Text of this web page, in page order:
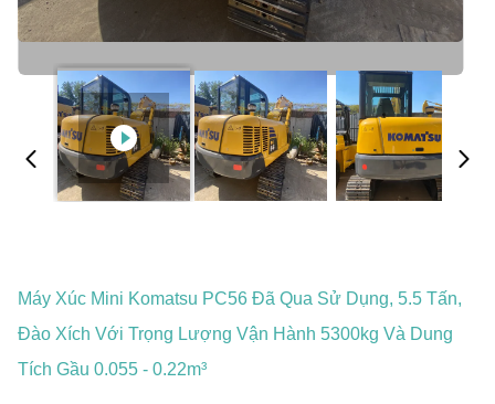
Máy Xúc Mini Komatsu PC56 Đã Qua Sử Dụng, 5.5 Tấn,
Đào Xích Với Trọng Lượng Vận Hành 5300kg Và Dung
Tích Gầu 0.055 - 0.22m³